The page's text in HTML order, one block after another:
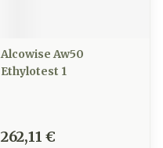
Alcowise Aw50
Ethylotest 1
262,11 €